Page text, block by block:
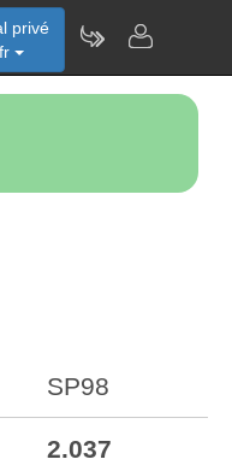
privé
SP98
2.037